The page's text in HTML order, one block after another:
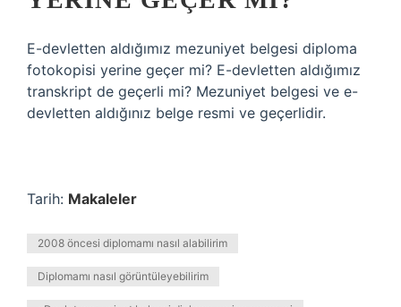
E-devletten aldığımız mezuniyet belgesi diploma
fotokopisi yerine geçer mi? E-devletten aldığımız
transkript de geçerli mi? Mezuniyet belgesi ve e-
devletten aldığınız belge resmi ve geçerlidir.
Tarih: Makaleler
2008 öncesi diplomamı nasıl alabilirim
Diplomamı nasıl görüntüleyebilirim